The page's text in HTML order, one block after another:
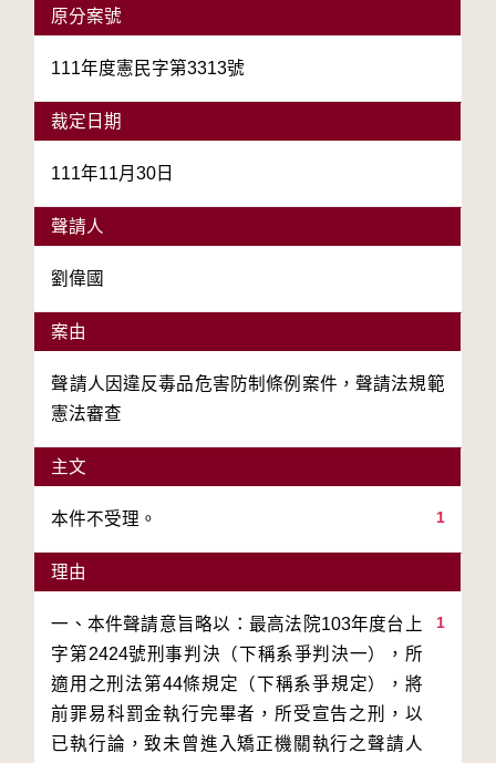
原分案號
111年度憲民字第3313號
裁定日期
111年11月30日
聲請人
劉偉國
案由
聲請人因違反毒品危害防制條例案件，聲請法規範
憲法審查
主文
1
本件不受理。
理由
1
一、本件聲請意旨略以：最高法院103年度台上
字第2424號刑事判決（下稱系爭判決一），所
適用之刑法第44條規定（下稱系爭規定），將
前罪易科罰金執行完畢者，所受宣告之刑，以
已執行論，致未曾進入矯正機關執行之聲請人